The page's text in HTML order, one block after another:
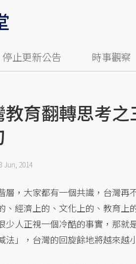
停止更新公告 時事觀察
教育翻轉思考
Jun, 2014
層，大家都有一個共識，台灣再
、經濟上的、文化上的、教育上
少人正視一個冷酷的事實，那就
法」，台灣的回旋餘地將越來越